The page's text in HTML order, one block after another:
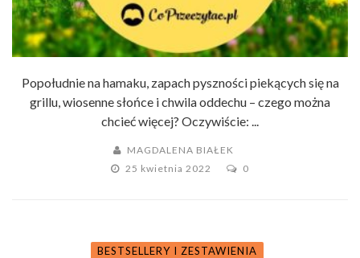
Popołudnie na hamaku, zapach pyszności piekących się na
grillu, wiosenne słońce i chwila oddechu – czego można
chcieć więcej? Oczywiście: ...
MAGDALENA BIAŁEK
25 kwietnia 2022
0
BESTSELLERY I ZESTAWIENIA